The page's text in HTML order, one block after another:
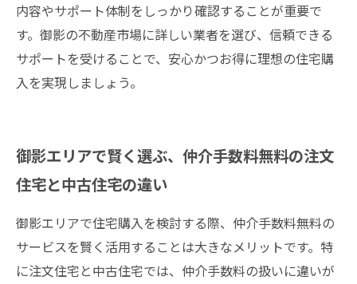
内容やサポート体制をしっかり確認することが重要で
す。御影の不動産市場に詳しい業者を選び、信頼できる
サポートを受けることで、安心かつお得に理想の住宅購
入を実現しましょう。
御影エリアで賢く選ぶ、仲介手数料無料の注文
住宅と中古住宅の違い
御影エリアで住宅購入を検討する際、仲介手数料無料の
サービスを賢く活用することは大きなメリットです。特
に注文住宅と中古住宅では、仲介手数料の扱いに違いが